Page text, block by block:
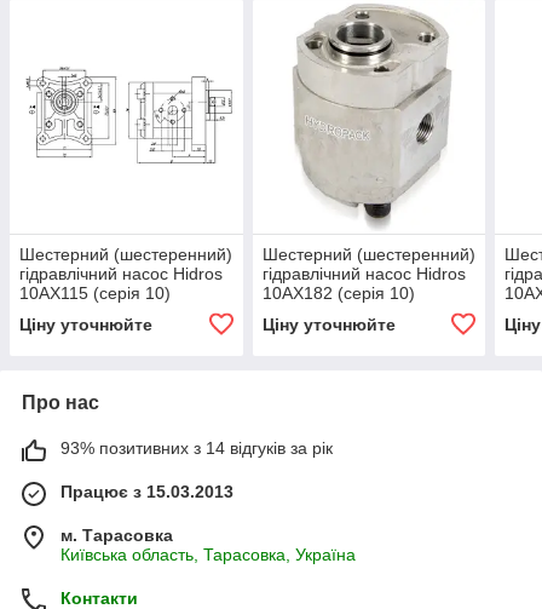
Шестерний (шестеренний)
гідравлічний насос Hidros
10АХ115 (серія 10)
Ціну уточнюйте
Шестерний (шестеренний)
гідравлічний насос Hidros
10АХ182 (серія 10)
Ціну уточнюйте
Про нас
93% позитивних з 14 відгуків за рік
Працює з 15.03.2013
м. Тарасовка
Київська область, Тарасовка, Україна
Контакти